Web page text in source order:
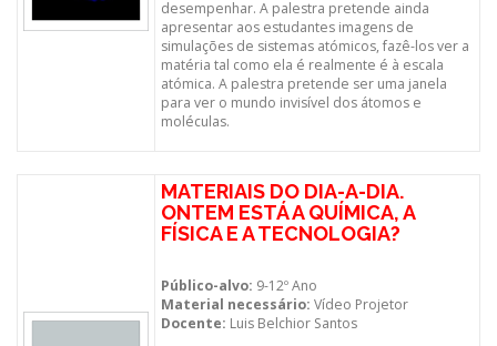
desempenhar. A palestra pretende ainda
apresentar aos estudantes imagens de
simulações de sistemas atómicos, fazê-los ver a
matéria tal como ela é realmente é à escala
atómica. A palestra pretende ser uma janela
para ver o mundo invisível dos átomos e
moléculas.
MATERIAIS DO DIA-A-DIA.
ONTEM ESTÁ A QUÍMICA, A
FÍSICA E A TECNOLOGIA?
Público-alvo: 9-12º Ano
Material necessário: Vídeo Projetor
Docente: Luis Belchior Santos